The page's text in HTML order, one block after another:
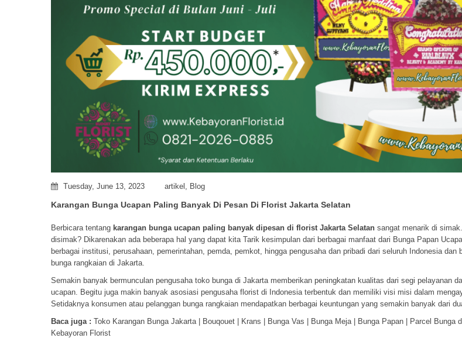
Tuesday, June 13, 2023 artikel , Blog
Karangan Bunga Ucapan Paling Banyak Di Pesan Di Florist Jakarta Selatan
Berbicara tentang karangan bunga ucapan paling banyak dipesan di florist Jakarta Selatan sangat menarik di
disimak? Dikarenakan ada beberapa hal yang dapat kita Tarik kesimpulan dari berbagai manfaat dari Bunga Papan
berbagai institusi, perusahaan, pemerintahan, pemda, pemkot, hingga pengusaha dan pribadi dari seluruh Indonesia dan
bunga rangkaian di Jakarta.
Semakin banyak bermunculan pengusaha toko bunga di Jakarta memberikan peningkatan kualitas dari segi pelayanan
ucapan. Begitu juga makin banyak asosiasi pengusaha florist di Indonesia terbentuk dan memiliki visi misi dalam
Setidaknya konsumen atau pelanggan bunga rangkaian mendapatkan berbagai keuntungan yang semakin banyak dari
Baca juga : Toko Karangan Bunga Jakarta | Bouqouet | Krans | Bunga Vas | Bunga Meja | Bunga Papan | Parcel Bunga
Kebayoran Florist